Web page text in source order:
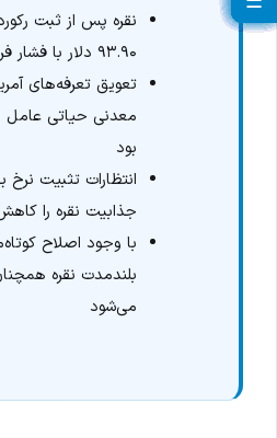
نقره پس از ثبت
۹۳.۹۰ دلار با فشار فروش مواجه شد
تعویق تعرفه‌های
معدنی حیاتی
بود
انتظارات تثبیت نرخ
جذابیت نقره را
با وجود اصلاح
بلندمدت نقره
می‌شود